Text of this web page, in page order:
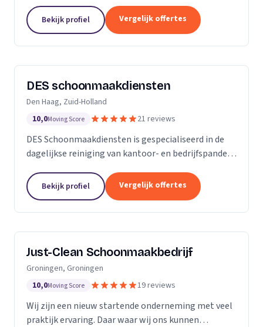
Beleef het weer als nieuw! Het bedrijf voor uw...
Bekijk profiel Vergelijk offertes
DES schoonmaakdiensten
Den Haag, Zuid-Holland
10,0Moving Score 21 reviews
DES Schoonmaakdiensten is gespecialiseerd in de
dagelijkse reiniging van kantoor- en bedrijfspanden
ervaring in de glas- en gevelreiniging. Maar met...
Bekijk profiel Vergelijk offertes
Just-Clean Schoonmaakbedrijf
Groningen, Groningen
10,0Moving Score 19 reviews
Wij zijn een nieuw startende onderneming met veel
praktijk ervaring. Daar waar wij ons kunnen